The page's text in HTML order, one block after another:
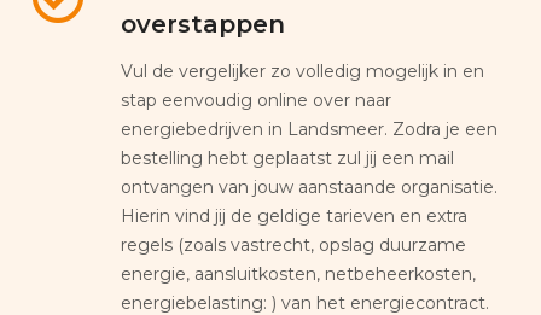
overstappen
Vul de vergelijker zo volledig mogelijk in en
stap eenvoudig online over naar
energiebedrijven in Landsmeer. Zodra je een
bestelling hebt geplaatst zul jij een mail
ontvangen van jouw aanstaande organisatie.
Hierin vind jij de geldige tarieven en extra
regels (zoals vastrecht, opslag duurzame
energie, aansluitkosten, netbeheerkosten,
energiebelasting: ) van het energiecontract.